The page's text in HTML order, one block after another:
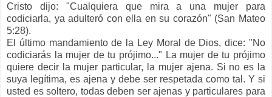
Cristo dijo: "Cualquiera que mira a una mujer para
codiciarla, ya adulteró con ella en su corazón" (San Mateo
5:28).
El último mandamiento de la Ley Moral de Dios, dice: "No
codiciarás la mujer de tu prójimo..." La mujer de tu prójimo
quiere decir la mujer particular, la mujer ajena. Si no es la
suya legítima, es ajena y debe ser respetada como tal. Y si
usted es soltero, todas deben ser ajenas y particulares para